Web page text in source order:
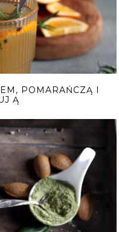
POMARAŃCZĄ I
Ą